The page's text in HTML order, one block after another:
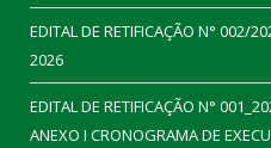
EDITAL DE RETIFICAÇÃO N° 002/
2026
EDITAL DE RETIFICAÇÃO N°
ANEXO I CRONOGRAMA DE